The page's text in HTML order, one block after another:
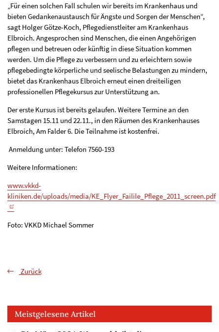
„Für einen solchen Fall schulen wir bereits im Krankenhaus und
bieten Gedankenaustausch für Ängste und Sorgen der Menschen“,
sagt Holger Götze-Koch, Pflegedienstleiter am Krankenhaus
Elbroich. Angesprochen sind Menschen, die einen Angehörigen
pflegen und betreuen oder künftig in diese Situation kommen
werden. Um die Pflege zu verbessern und zu er­leichtern sowie
pflegebedingte körperliche und seelische Belastungen zu mindern,
bietet das Krankenhaus Elbroich erneut einen dreiteiligen
professionellen Pflegekursus zur Unterstüt­zung an.
Der erste Kursus ist bereits gelaufen. Weitere Termine an den
Samstagen 15.11 und 22.11., in den Räumen des Krankenhauses
Elbroich, Am Falder 6. Die Teilnahme ist kostenfrei.
Anmeldung unter: Telefon 7560-193
Weitere Informationen:
www.vkkd-
kliniken.de/uploads/media/KE_Flyer_Failile_Pflege_2011_screen.pdf
Foto: VKKD Michael Sommer
Zurück
Meistgelesene Artikel